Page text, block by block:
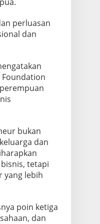
perluasan
dan
bukan
dan
tetapi
yang lebih
poin ketiga
dan